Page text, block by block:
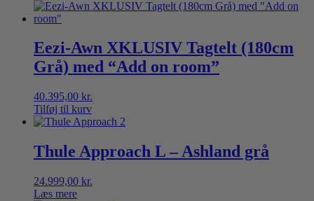
Eezi-Awn XKLUSIV Tagtelt (180cm
Grå) med “Add on room”
40.395,00 kr.
Tilføj til kurv
Thule Approach L – Ashland grå
24.999,00 kr.
Læs mere